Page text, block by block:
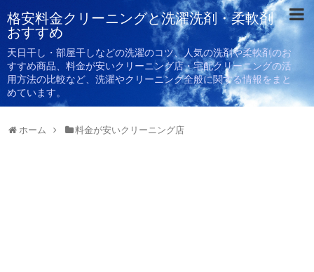
格安料金クリーニングと洗濯洗剤・柔軟剤
おすすめ
天日干し・部屋干しなどの洗濯のコツ、人気の洗剤や柔軟剤のお
すすめ商品、料金が安いクリーニング店・宅配クリーニングの活
用方法の比較など、洗濯やクリーニング全般に関する情報をまと
めています。
ホーム 料金が安いクリーニング店